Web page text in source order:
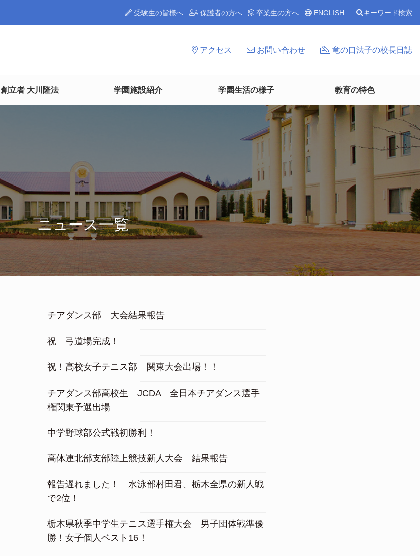
受験生の皆様へ 保護者の方へ 卒業生の方へ ENGLISH キーワード検索
アクセス お問い合わせ 竜の口法子の校長日誌
創立者 大川隆法 学園施設紹介 学園生活の様子 教育の特色
ニュース一覧
チアダンス部 大会結果報告
祝 弓道場完成！
祝！高校女子テニス部 関東大会出場！！
チアダンス部高校生 JCDA 全日本チアダンス選手
権関東予選出場
中学野球部公式戦初勝利！
高体連北部支部陸上競技新人大会 結果報告
報告遅れました！ 水泳部村田君、栃木全県の新人戦
で2位！
栃木県秋季中学生テニス選手権大会 男子団体戦準優
勝！女子個人ベスト16！